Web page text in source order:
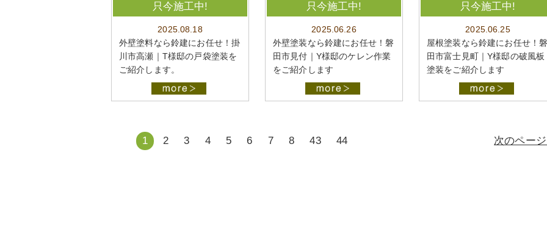
只今施工中!
2025.08.18
外壁塗料なら鈴建にお任せ！掛
川市高瀬｜T様邸の戸袋塗装を
ご紹介します。
只今施工中!
2025.06.26
外壁塗装なら鈴建にお任せ！磐
田市見付｜Y様邸のケレン作業
をご紹介します
只今施工中!
2025.06.25
屋根塗装なら鈴建にお任せ！
田市富士見町｜Y様邸の破風板
塗装をご紹介します
1 2 3 4 5 6 7 8 43 44 次のペー